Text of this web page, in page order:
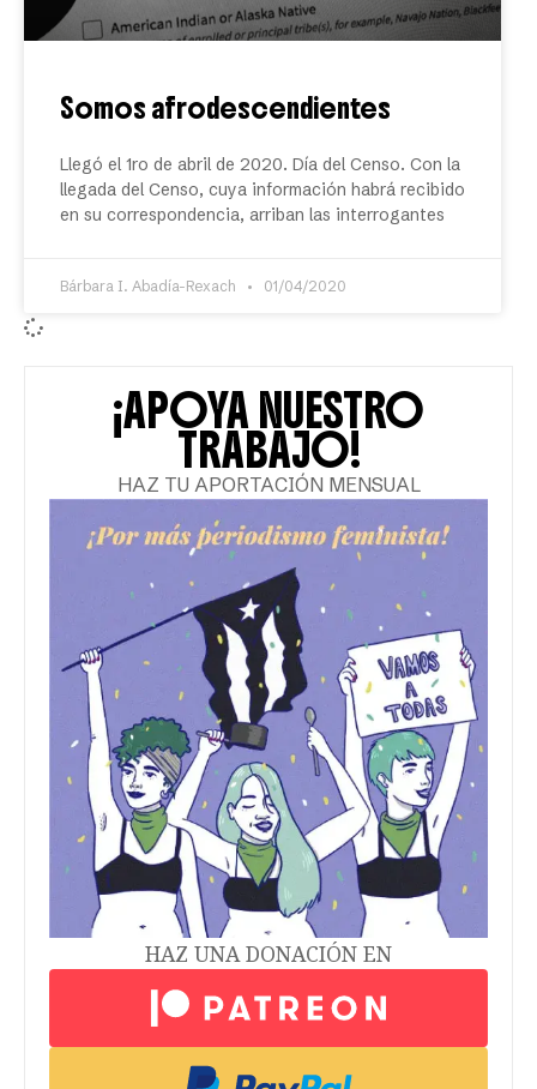
Somos afrodescendientes
Llegó el 1ro de abril de 2020. Día del Censo. Con la
llegada del Censo, cuya información habrá recibido
en su correspondencia, arriban las interrogantes
Bárbara I. Abadía-Rexach 01/04/2020
¡APOYA NUESTRO
TRABAJO!
HAZ TU APORTACIÓN MENSUAL
HAZ UNA DONACIÓN EN